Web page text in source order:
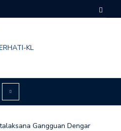
Gangguan Dengar